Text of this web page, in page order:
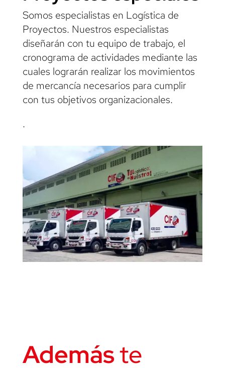
Somos especialistas en Logística de
Proyectos. Nuestros especialistas
diseñarán con tu equipo de trabajo, el
cronograma de actividades mediante las
cuales lograrán realizar los movimientos
de mercancía necesarios para cumplir
con tus objetivos organizacionales.
.
Ademáste